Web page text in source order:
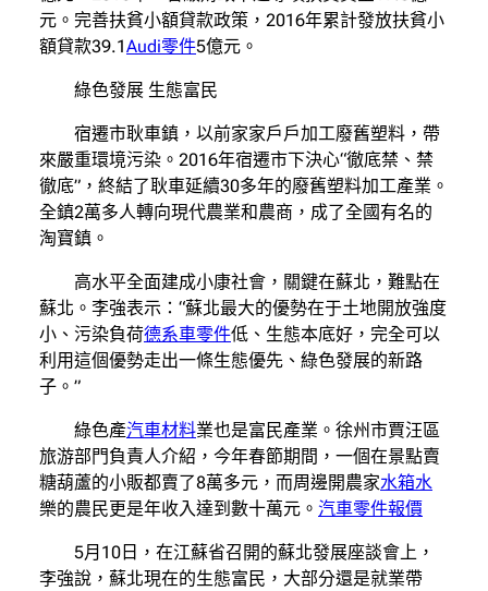
元。完善扶貧小額貸款政策，2016年累計發放扶貧小
額貸款39.1Audi零件5億元。
綠色發展 生態富民
宿遷市耿車鎮，以前家家戶戶加工廢舊塑料，帶
來嚴重環境污染。2016年宿遷市下決心“徹底禁、禁
徹底”，終結了耿車延續30多年的廢舊塑料加工產業。
全鎮2萬多人轉向現代農業和農商，成了全國有名的
淘寶鎮。
高水平全面建成小康社會，關鍵在蘇北，難點在
蘇北。李強表示：“蘇北最大的優勢在于土地開放強度
小、污染負荷德系車零件低、生態本底好，完全可以
利用這個優勢走出一條生態優先、綠色發展的新路
子。”
綠色產汽車材料業也是富民產業。徐州市賈汪區
旅游部門負責人介紹，今年春節期間，一個在景點賣
糖葫蘆的小販都賣了8萬多元，而周邊開農家水箱水
樂的農民更是年收入達到數十萬元。 汽車零件報價
5月10日，在江蘇省召開的蘇北發展座談會上，
李強說，蘇北現在的生態富民，大部分還是就業帶